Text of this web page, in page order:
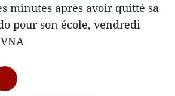
minutes après avoir quitté sa
pour son école, vendredi